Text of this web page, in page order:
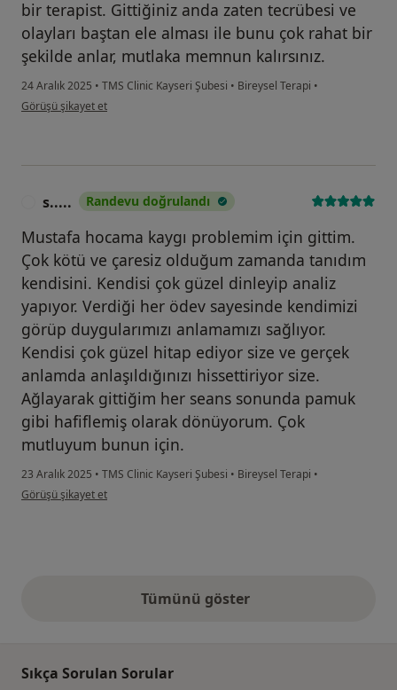
bir terapist. Gittiğiniz anda zaten tecrübesi ve
olayları baştan ele alması ile bunu çok rahat bir
şekilde anlar, mutlaka memnun kalırsınız.
24 Aralık 2025 • TMS Clinic Kayseri Şubesi • Bireysel Terapi •
kullanıcının görüşüne göre b....s
Görüşü şikayet et
s..... Randevu doğrulandı
Mustafa hocama kaygı problemim için gittim.
Çok kötü ve çaresiz olduğum zamanda tanıdım
kendisini. Kendisi çok güzel dinleyip analiz
yapıyor. Verdiği her ödev sayesinde kendimizi
görüp duygularımızı anlamamızı sağlıyor.
Kendisi çok güzel hitap ediyor size ve gerçek
anlamda anlaşıldığınızı hissettiriyor size.
Ağlayarak gittiğim her seans sonunda pamuk
gibi hafiflemiş olarak dönüyorum. Çok
mutluyum bunun için.
23 Aralık 2025 • TMS Clinic Kayseri Şubesi • Bireysel Terapi •
kullanıcının görüşüne göre s.....
Görüşü şikayet et
Tümünü gösteryukarıdaki görüşler
Sıkça Sorulan Sorular